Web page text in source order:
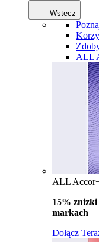
Wstecz
ALL
ALL
15% znizki
markach
Dołącz